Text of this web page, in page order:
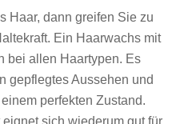
Haar, dann greifen Sie zu
Ein Haarwachs mit
bei allen Haartypen. Es
gepflegtes Aussehen und
perfekten Zustand.
sich wiederum gut für